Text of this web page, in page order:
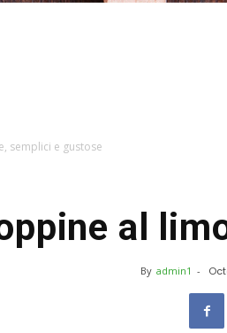
semplici e gustose
al
By admin1 -